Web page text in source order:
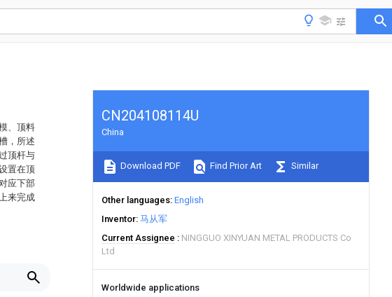
、顶料
，所述
顶杆与
置在顶
应下部
来完成
CN204108114U
China
Download PDF Find Prior Art Similar
Other languages English
Inventor 马从军
Current Assignee
NINGGUO XINYUAN METAL PRODUCTS Co
Ltd
Worldwide applications